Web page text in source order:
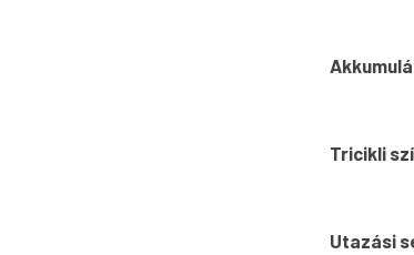
Tricikli
Utazási